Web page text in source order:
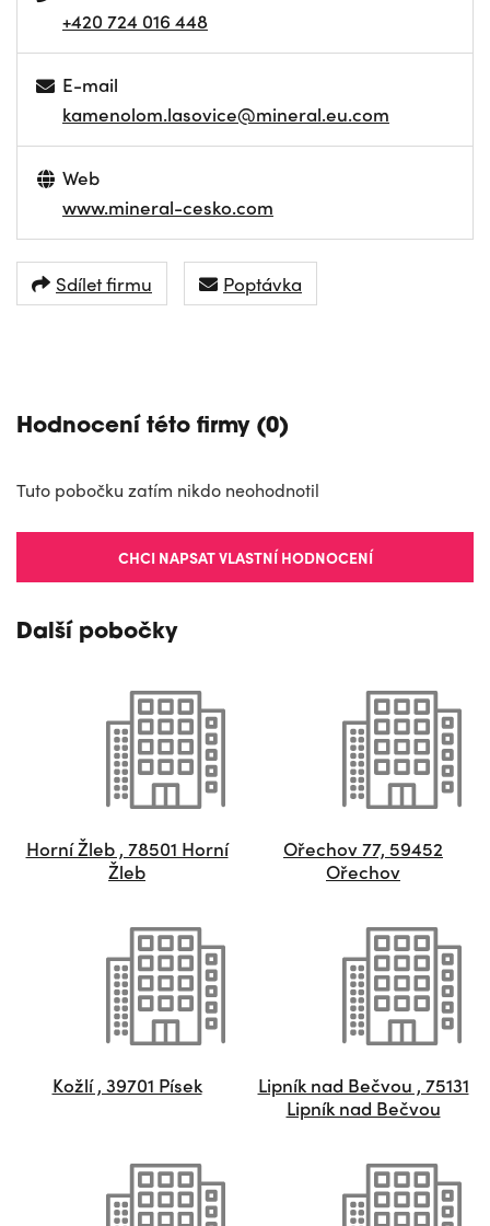
+420 724 016 448
E-mail
kamenolom.lasovice@mineral.eu.com
Web
www.mineral-cesko.com
Sdílet firmu Poptávka
Hodnocení této firmy (0)
Tuto pobočku zatím nikdo neohodnotil
CHCI NAPSAT VLASTNÍ HODNOCENÍ
Další pobočky
Horní Žleb , 78501 Horní
Žleb
Ořechov 77, 59452
Ořechov
Kožlí , 39701 Písek
Lipník nad Bečvou , 75131
Lipník nad Bečvou